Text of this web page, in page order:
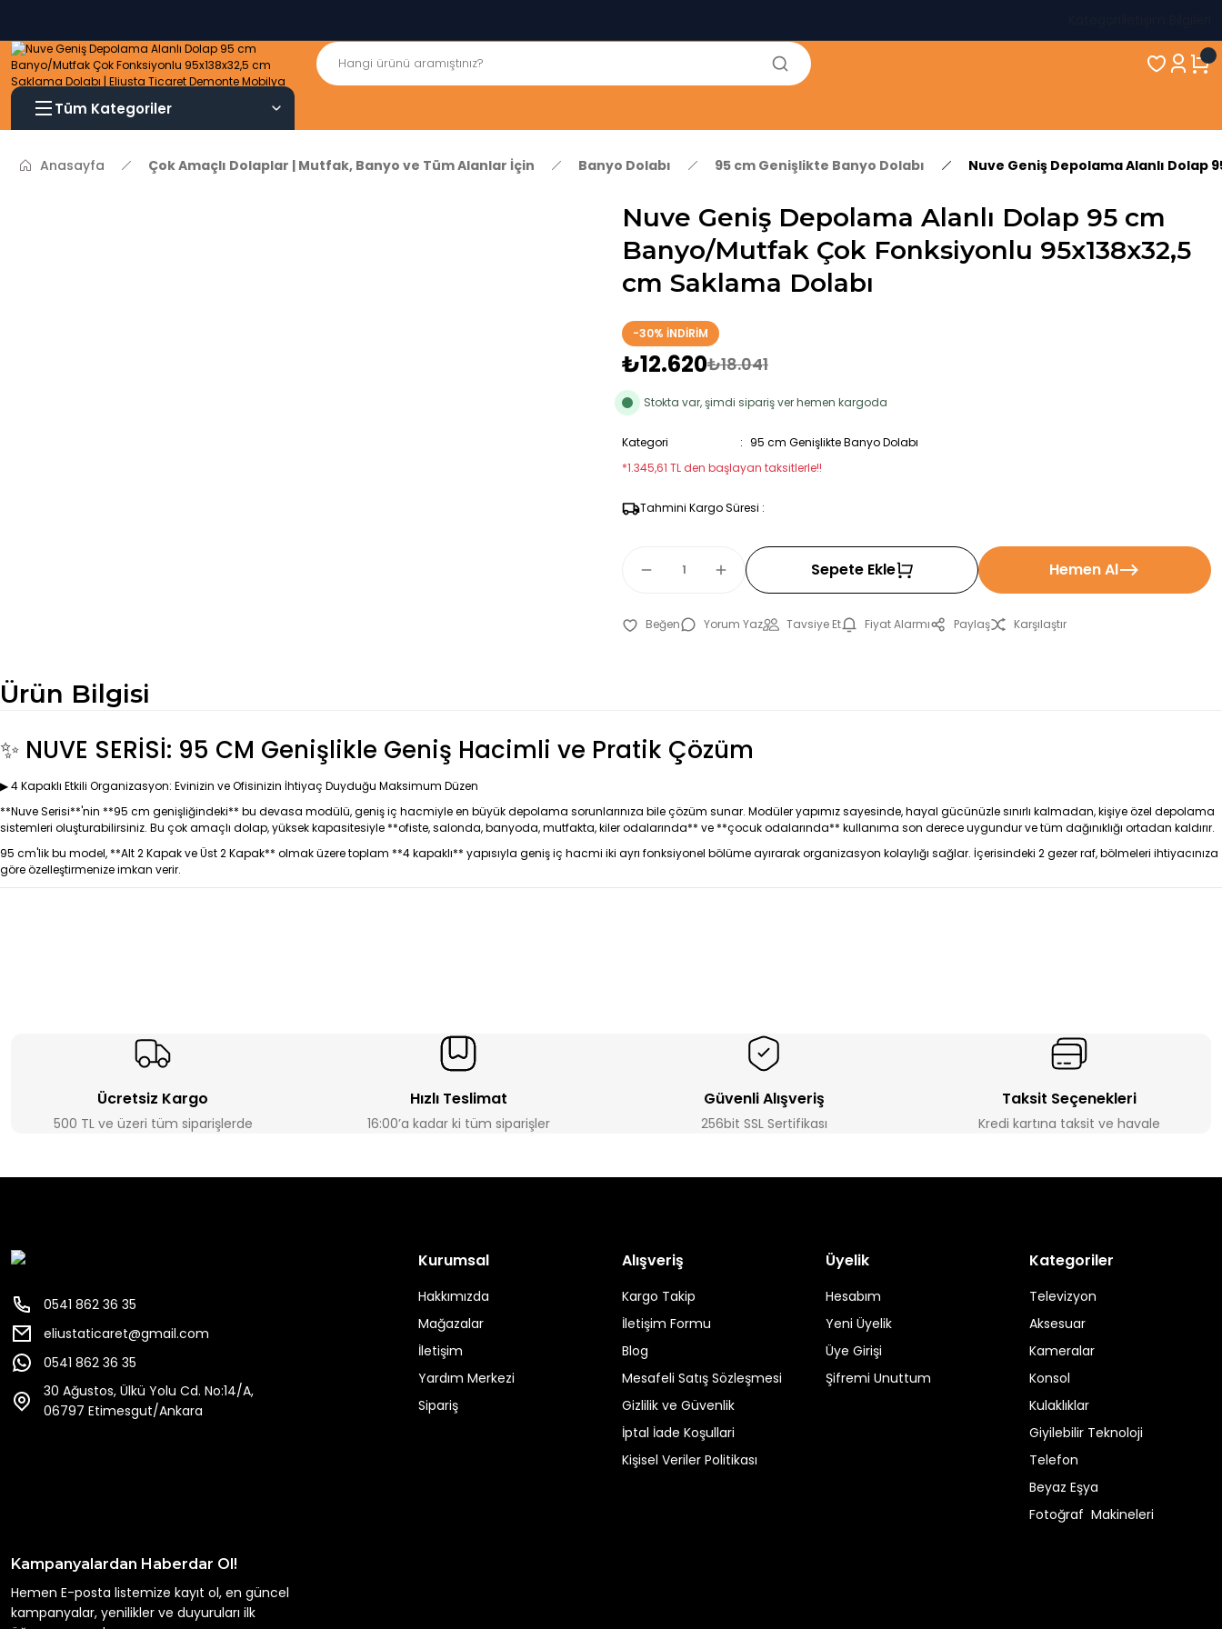
5'er cm Aralıklarla 35 cm'den 100 cm'e kadar Genişliğe Sahip
% 100 Mdf Tekerlekli Masa ile Uzun Ömürlü ve Kolay Kullanım
Kaliteli hizmet, güvenli alışveriş ve satış sonrası destek
Tüm Kategoriler
Anasayfa Çok Amaçlı Dolaplar | Mutfak, Banyo ve Tüm Alanlar İçin Banyo Dolabı 95 cm Genişlikte Banyo Dolabı Nuve Geniş Depolama Alanlı Dolap
Nuve Geniş Depolama Alanlı Dolap 95 cm
Banyo/Mutfak Çok Fonksiyonlu 95x138x32,5
cm Saklama Dolabı
-30% İNDİRİM
₺12.620₺18.041
Stokta var, şimdi sipariş ver hemen kargoda
Kategori
95 cm Genişlikte Banyo Dolabı
*1.345,61 TL den başlayan taksitlerle!!
Tahmini Kargo Süresi :
Sepete Ekle Hemen Al
Yorum Yaz Tavsiye Et Fiyat Alarmı Paylaş Karşılaştır
Ürün Bilgisi
✨ NUVE SERİSİ: 95 CM Genişlikle Geniş Hacimli ve Pratik Çözüm
▶ 4 Kapaklı Etkili Organizasyon: Evinizin ve Ofisinizin İhtiyaç Duyduğu Maksimum Düzen
**Nuve Serisi**'nin **95 cm genişliğindeki** bu devasa modülü, geniş iç hacmiyle en büyük depolama sorunlarınıza bile çözüm sunar. Modüler yapımız sayesinde, hayal gücünüzle sınırlı kalmadan, kişiye özel depolama
sistemleri oluşturabilirsiniz. Bu çok amaçlı dolap, yüksek kapasitesiyle **ofiste, salonda, banyoda, mutfakta, kiler odalarında** ve **çocuk odalarında** kullanıma son derece uygundur ve tüm dağınıklığı ortadan kaldırır.
95 cm'lik bu model, **Alt 2 Kapak ve Üst 2 Kapak** olmak üzere toplam **4 kapaklı** yapısıyla geniş iç hacmi iki ayrı fonksiyonel bölüme ayırarak organizasyon kolaylığı sağlar. İçerisindeki 2 gezer raf, bölmeleri ihtiyacınıza
göre özelleştirmenize imkan verir.
Ücretsiz Kargo
500 TL ve üzeri tüm siparişlerde
Hızlı Teslimat
16:00’a kadar ki tüm siparişler
Güvenli Alışveriş
256bit SSL Sertifikası
Taksit Seçenekleri
Kredi kartına taksit ve havale
0541 862 36 35
eliustaticaret@gmail.com
0541 862 36 35
30 Ağustos, Ülkü Yolu Cd. No:14/A,
06797 Etimesgut/Ankara
Kurumsal
Hakkımızda
Mağazalar
İletişim
Yardım Merkezi
Sipariş
Alışveriş
Kargo Takip
İletişim Formu
Blog
Mesafeli Satış Sözleşmesi
Gizlilik ve Güvenlik
İptal İade Koşullari
Kişisel Veriler Politikası
Üyelik
Hesabım
Yeni Üyelik
Üye Girişi
Şifremi Unuttum
Kategoriler
Televizyon
Aksesuar
Kameralar
Konsol
Kulaklıklar
Giyilebilir Teknoloji
Telefon
Beyaz Eşya
Fotoğraf Makineleri
Kampanyalardan Haberdar Ol!
Hemen E-posta listemize kayıt ol, en güncel
kampanyalar, yenilikler ve duyuruları ilk